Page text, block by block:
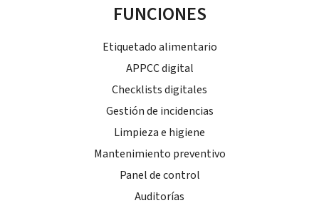
FUNCIONES
Etiquetado alimentario
APPCC digital
Checklists digitales
Gestión de incidencias
Limpieza e higiene
Mantenimiento preventivo
Panel de control
Auditorías